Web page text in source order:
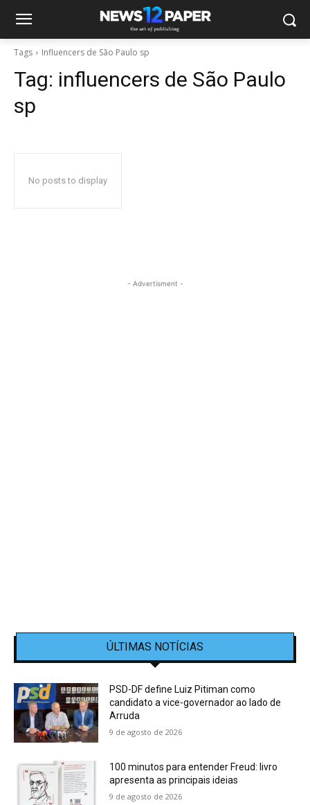
Tags Influencers de São Paulo sp
Tag: influencers de São Paulo
sp
No posts to display
- Advertisment -
ÚLTIMAS NOTÍCIAS
PSD-DF define Luiz Pitiman como
candidato a vice-governador ao lado de
Arruda
9 de agosto de 2026
100 minutos para entender Freud: livro
apresenta as principais ideias
9 de agosto de 2026